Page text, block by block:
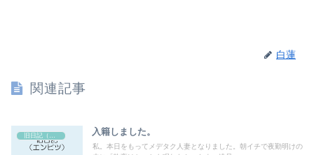
白蓮
関連記事
入籍しました。
私。本日をもってメデタク人妻となりました。朝イチで夜勤明けの